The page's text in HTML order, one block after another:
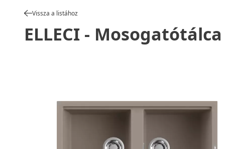
Vissza a listához
ELLECI -